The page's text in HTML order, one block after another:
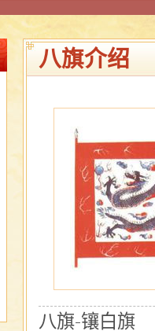
八旗介绍
八旗-镶白旗